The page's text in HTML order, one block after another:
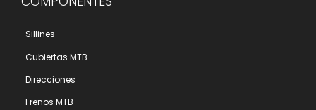
Sillines
Cubiertas MTB
Direcciones
Frenos MTB